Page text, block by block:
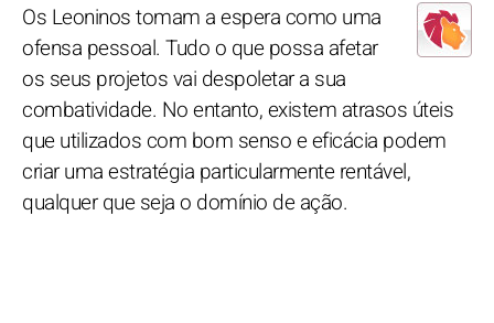
Os Leoninos tomam a espera como uma
ofensa pessoal. Tudo o que possa afetar
os seus projetos vai despoletar a sua
combatividade. No entanto, existem atrasos úteis
que utilizados com bom senso e eficácia podem
criar uma estratégia particularmente rentável,
qualquer que seja o domínio de ação.